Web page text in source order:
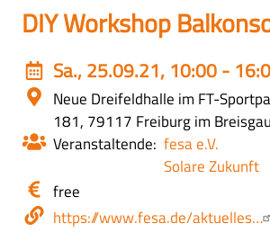
DIY Workshop
Event
date
Sa., 25.09.21, 10:00 -
Ort
Neue Dreifeldhalle im FT-
181, 79117 Freiburg im
Veranstaltende fesa e.V.
Solare Zukunft
Eintritt
/
free
Webseite
https://www.fesa.de/aktuelles…